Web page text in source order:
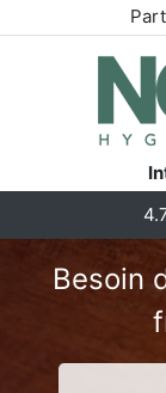
Besoin